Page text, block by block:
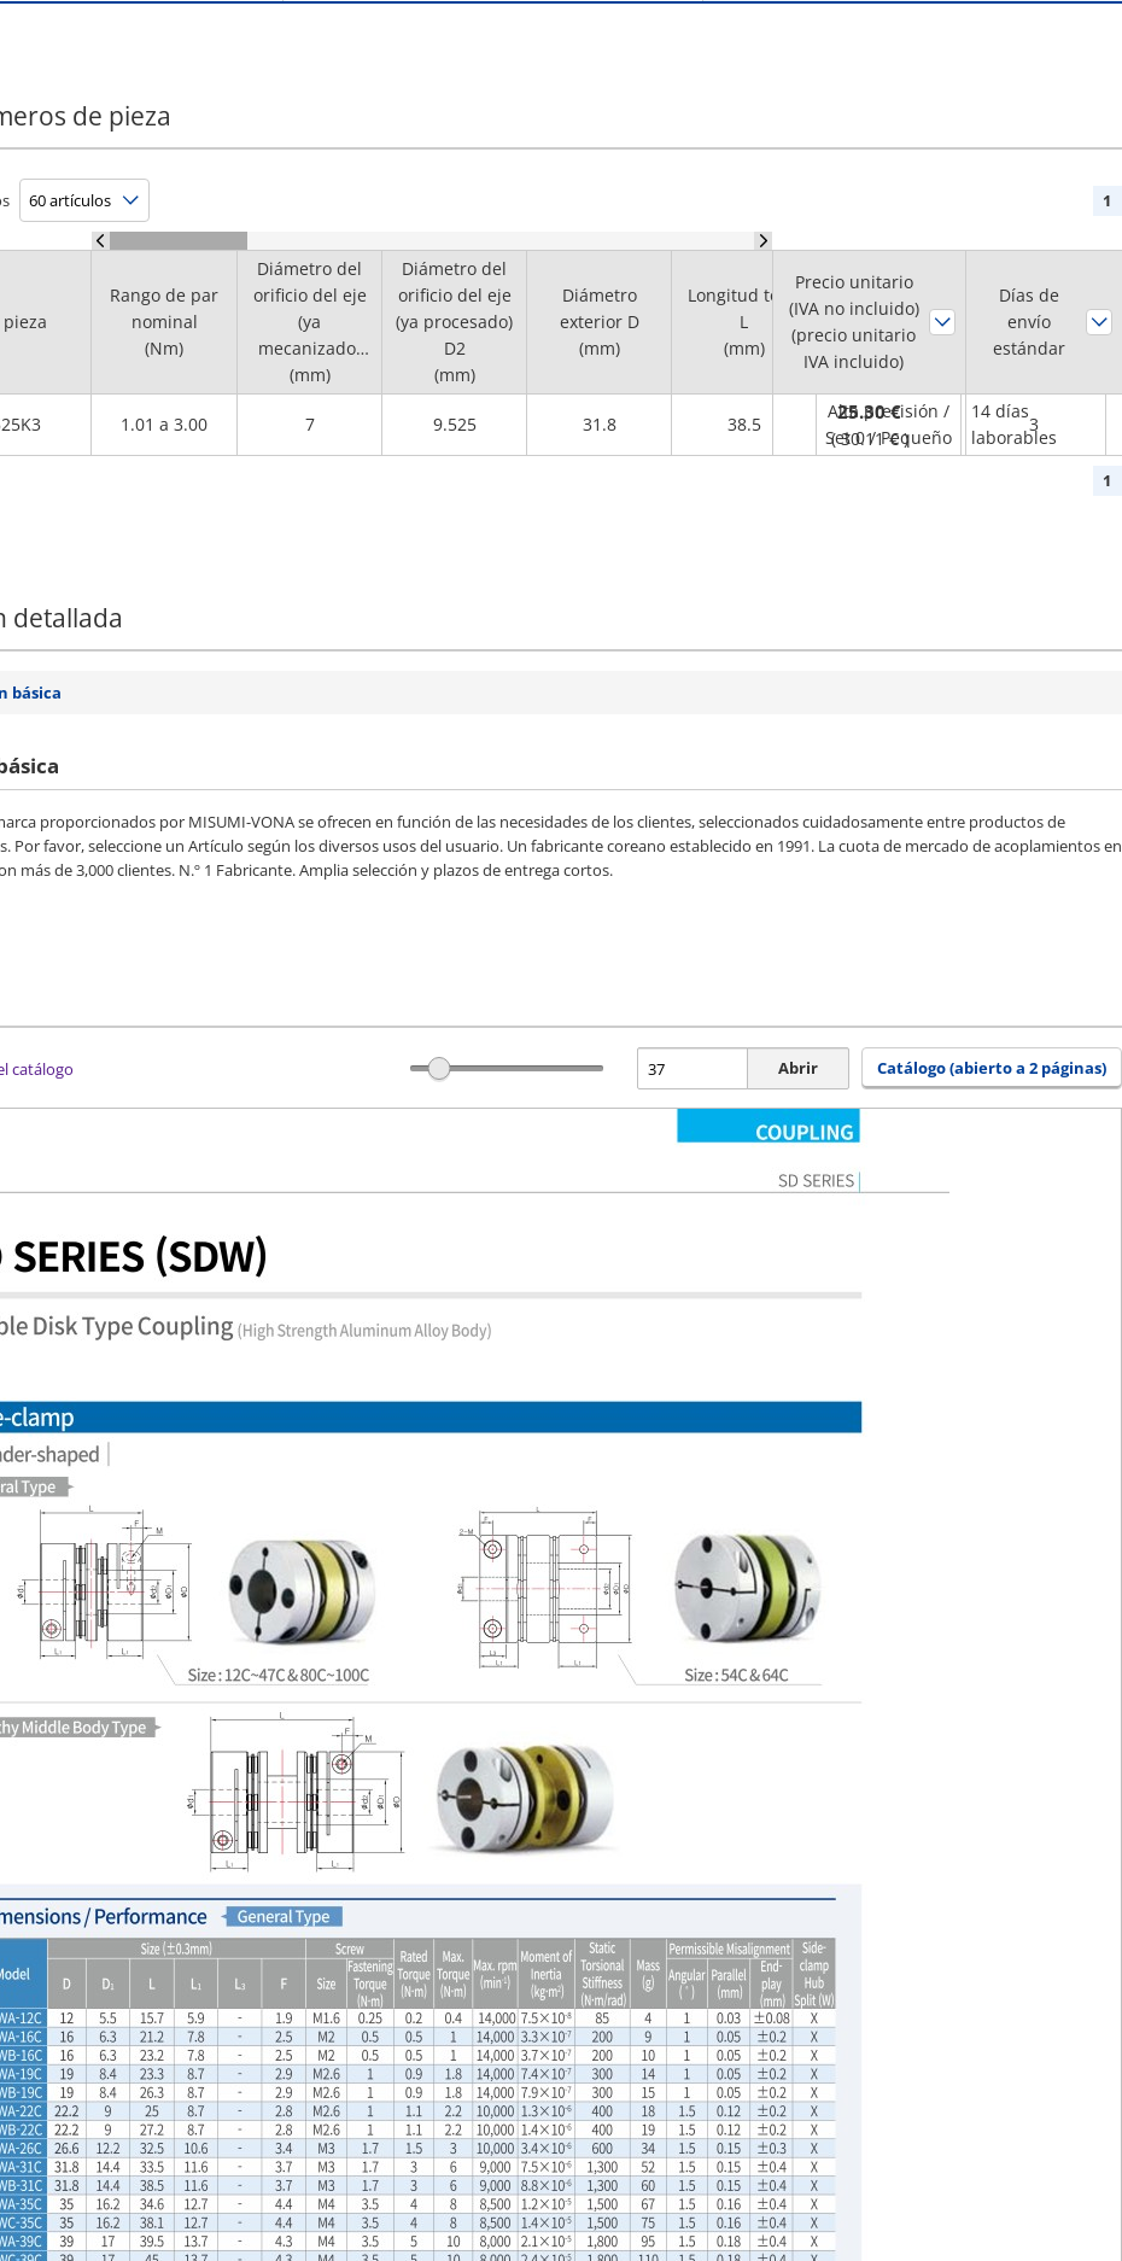
de pieza
1
Rango de par
nominal
(Nm)
Diámetro del
orificio del eje
(ya
mecanizado)
D1
(mm)
Diámetro del
orificio del eje
(ya procesado)
D2
(mm)
Diámetro
exterior D
(mm)
Longitud total
L
(mm)
Característica
Par nominal
(Nm)
1.01 a 3.00 7 9.525 31.8 38.5
Alta precisión /
Set 0 / Pequeño
3
Precio unitario
(IVA no incluido)
(precio unitario
IVA incluido)
Días de
envío
estándar
25.30 €
( 30.11 € )
14 días
laborables
1
detallada
básica
proporcionados por MISUMI-VONA se ofrecen en función de las necesidades de los clientes, seleccionados cuidadosamente entre productos de
Por favor, seleccione un Artículo según los diversos usos del usuario. Un fabricante coreano establecido en 1991. La cuota de mercado de acoplamientos en
más de 3,000 clientes. N.º 1 Fabricante. Amplia selección y plazos de entrega cortos.
catálogo Abrir Catálogo (abierto a 2 páginas)